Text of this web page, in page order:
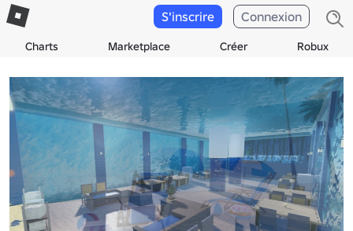
Charts Marketplace Créer Robux
S'inscrire Connexion